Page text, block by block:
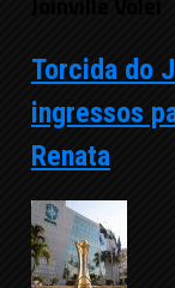
Torcida do
ingressos
Renata